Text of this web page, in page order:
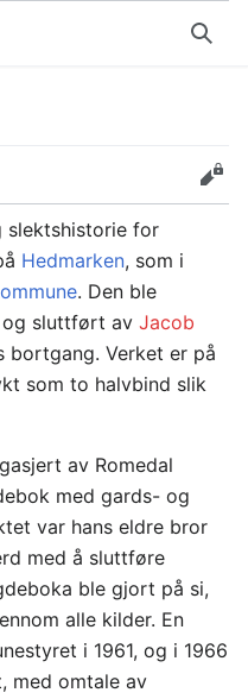
Søk
Rediger
slektshistorie for
Hedmarken, som i
. Den ble
og sluttført av Jacob
Verket er på
som to halvbind slik
av Romedal
med gards- og
var hans eldre bror
med å sluttføre
ble gjort på si,
alle kilder. En
i 1961, og i 1966
med omtale av